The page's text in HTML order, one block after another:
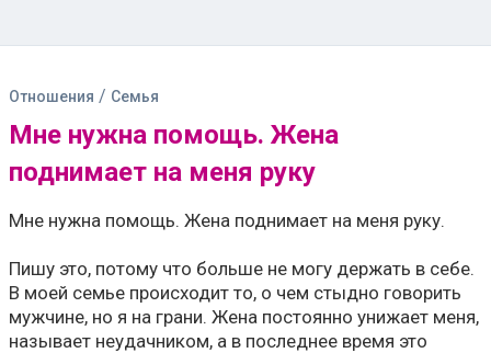
Отношения / Семья
Мне нужна помощь. Жена
поднимает на меня руку
Мне нужна помощь. Жена поднимает на меня руку.
Пишу это, потому что больше не могу держать в себе.
В моей семье происходит то, о чем стыдно говорить
мужчине, но я на грани. Жена постоянно унижает меня,
называет неудачником, а в последнее время это